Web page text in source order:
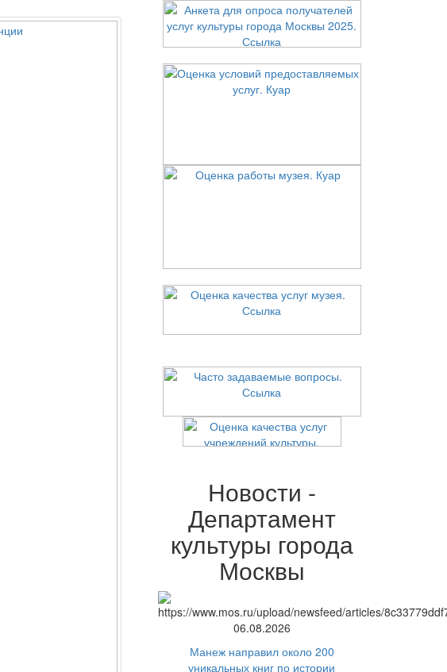
Новости -
Департамент
культуры города
Москвы
06.08.2026
Манеж направил около 200
уникальных книг по истории